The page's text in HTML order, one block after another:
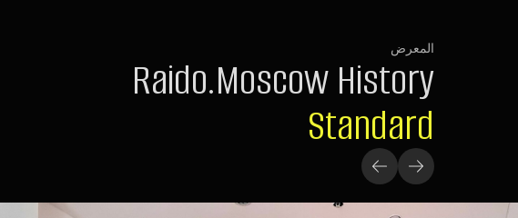
Raido.Moscow History
المعرض
Standard